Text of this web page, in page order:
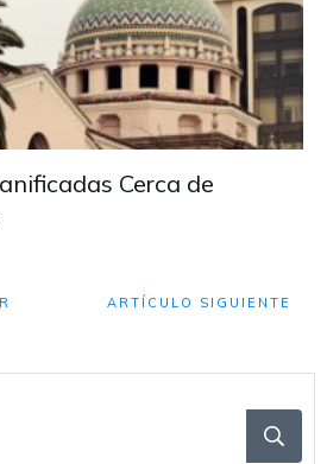
Cerca de
ARTÍCULO SIGUIENTE